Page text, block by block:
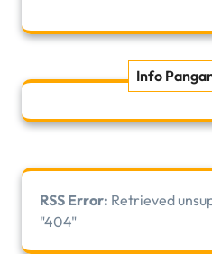
Info
RSS Error: Retrieved
"404"